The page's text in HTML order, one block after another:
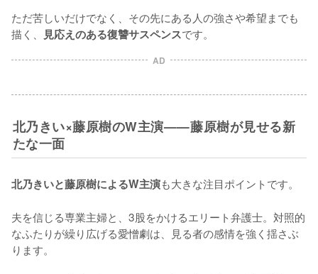
ただ苦しいだけでなく、その先にある人の強さや希望までも
描く、 見応えのある復讐サスペンスです。
AD
北乃きい×藤原樹のW主演——藤原樹が見せる新
たな一面
北乃きいと藤原樹によるW主演も大きな注目ポイントです。
夫を信じる専業主婦と、3股をかけるエリート弁護士。対照的
なふたりが繰り広げる愛憎劇は、見る者の感情を強く揺さぶ
ります。